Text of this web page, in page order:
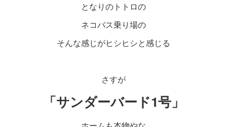
となりのトトロの
ネコバス乗り場の
そんな感じがヒシヒシと感じる
さすが
「サンダーバード1号」